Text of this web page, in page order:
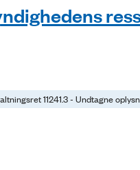
11241.3 - Undtagne